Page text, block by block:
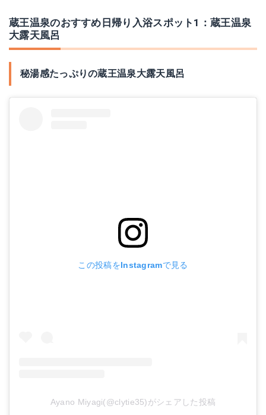
蔵王温泉のおすすめ日帰り入浴スポット1：蔵王温泉
大露天風呂
秘湯感たっぷりの蔵王温泉大露天風呂
この投稿をInstagramで見る
Ayano Miyagi(@clytie35)がシェアした投稿